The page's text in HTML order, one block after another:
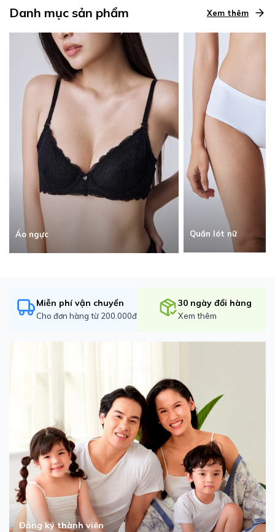
Danh mục sản phẩm Xem thêm
Áo ngực Quần lót nữ
Miễn phí vận chuyển
Cho đơn hàng từ 200.000đ
30 ngày đổi hàng
Xem thêm
Đăng ký thành viên